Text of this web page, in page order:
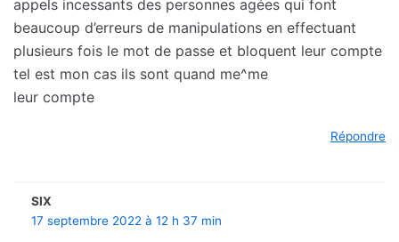
appels incessants des personnes agées qui font
beaucoup d’erreurs de manipulations en effectuant
plusieurs fois le mot de passe et bloquent leur compte
tel est mon cas ils sont quand me^me
leur compte
Répondre
SIX
17 septembre 2022 à 12 h 37 min